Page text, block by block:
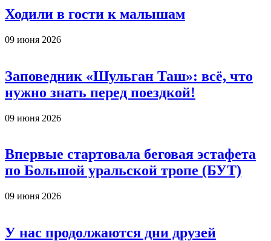
Ходили в гости к малышам
09 июня 2026
Заповедник «Шульган Таш»: всё, что
нужно знать перед поездкой!
09 июня 2026
Впервые стартовала беговая эстафета
по Большой уральской тропе (БУТ)
09 июня 2026
У нас продолжаются дни друзей